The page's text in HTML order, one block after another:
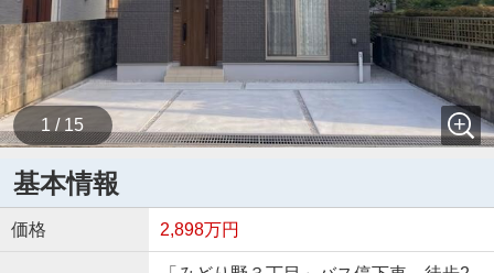
1 / 15
基本情報
価格 2,898万円